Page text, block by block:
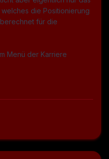
die Positionierung
für die
Menü der Karriere